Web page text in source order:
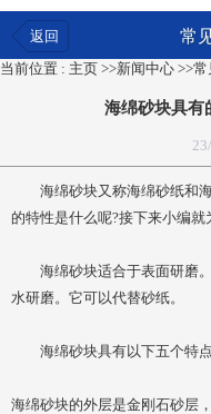
返回 常
当前位置 : 主页 >>新闻中心 >>常
海绵砂块具有
海绵砂块又称海绵砂纸和海
的特性是什么呢?接下来小编就
海绵砂块适合于表面研磨。
水研磨。它可以代替砂纸。
海绵砂块具有以下五个特点
海绵砂块的外层是金刚石砂层